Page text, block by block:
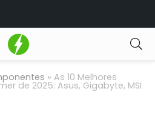
» As 10 Melhores
de 2025: Asus, Gigabyte, MSI